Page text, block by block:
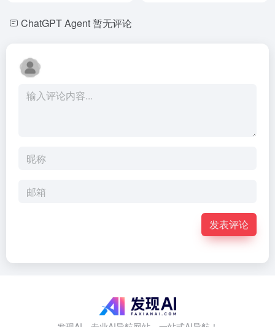
ChatGPT Agent暂无评论
发表评论